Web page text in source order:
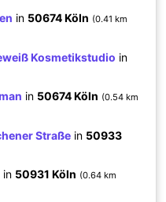
in 50674 Köln (0.41 km
Kosmetikstudio in
in 50674 Köln (0.54 km
Straße in 50933
in 50931 Köln (0.64 km